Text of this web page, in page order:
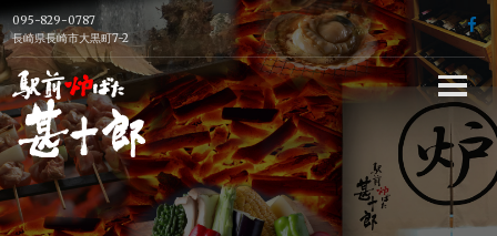
Skip
to
content
095-829-0787
長崎県長崎市大黒町7-2
長崎駅前の炉端
焼き居酒屋【駅
前炉端 甚十郎】